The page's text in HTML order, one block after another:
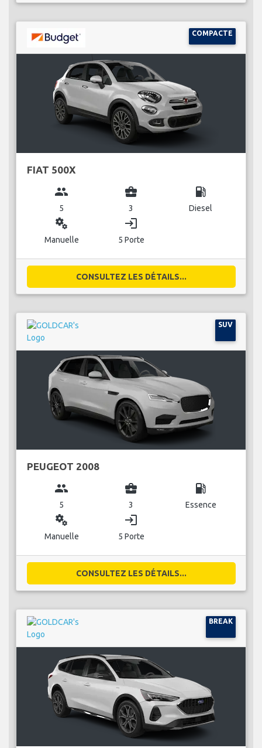
COMPACTE
FIAT 500X
group
5
business_center
3
local_gas_station
Diesel
miscellaneous_services
Manuelle
login
5 Porte
CONSULTEZ LES DÉTAILS...
SUV
PEUGEOT 2008
group
5
business_center
3
local_gas_station
Essence
miscellaneous_services
Manuelle
login
5 Porte
CONSULTEZ LES DÉTAILS...
BREAK